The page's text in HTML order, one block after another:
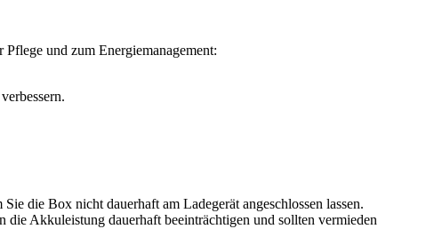
und zum Energiemanagement:
die Box nicht dauerhaft am Ladegerät angeschlossen lassen.
Akkuleistung dauerhaft beeinträchtigen und sollten vermieden